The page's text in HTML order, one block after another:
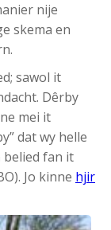
nije
skema en
sawol it
Dêrby
mei it
dat wy helle
belied fan it
Jo kinne hjir